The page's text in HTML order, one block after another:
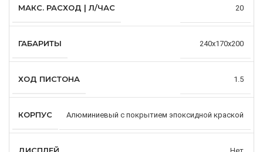
МАКС. РАСХОД | Л/ЧАС 20
ГАБАРИТЫ 240х170х200
ХОД ПИСТОНА 1.5
КОРПУС Алюминиевый с покрытием эпоксидной краской